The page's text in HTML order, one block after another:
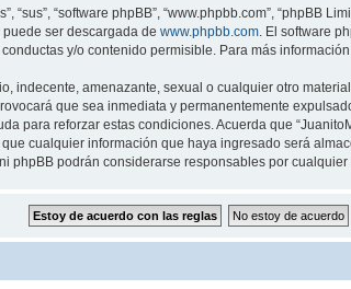
“software phpBB”, “www.phpbb.com”, “phpBB
puede ser descargada de www.phpbb.com. El software
y/o contenido permisible. Para más
indecente, amenazante, sexual o cualquier otro
que sea inmediata y permanentemente
para reforzar estas condiciones. Acuerda que
cualquier información que haya ingresado será
phpBB podrán considerarse responsables por